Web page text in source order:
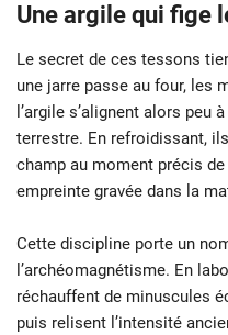
Une argile qui fige
Le secret de ces tessons
une jarre passe au four, les
l’argile s’alignent alors peu
terrestre. En refroidissant,
champ au moment précis
empreinte gravée dans la
Cette discipline porte un
l’archéomagnétisme. En
réchauffent de minuscules
puis relisent l’intensité